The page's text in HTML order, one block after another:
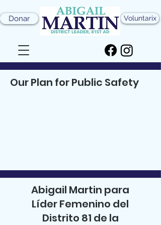
Donar Voluntarix
Our Plan for Public Safety
Abigail Martin para
Líder Femenino del
Distrito 81 de la